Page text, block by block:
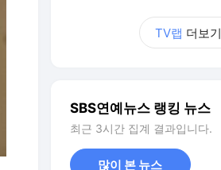
TV랩 더보기
SBS연예뉴스 랭킹 뉴스
최근 3시간 집계 결과입니다.
많이 본 뉴스